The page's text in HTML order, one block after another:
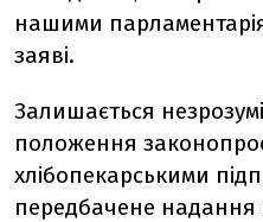
нашими
заяві.
Залишається
положення
хлібопекарськими
передбачене надання